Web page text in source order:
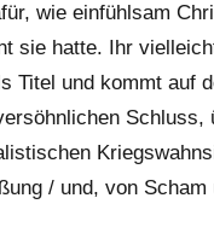
wie einfühlsam
sie hatte. Ihr
Titel und kommt auf
Schluss,
/ und, von